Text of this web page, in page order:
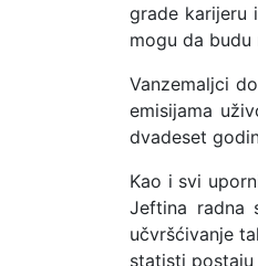
grade karijeru
mogu da budu
Vanzemaljci
emisijama
dvadeset
Kao i svi
Jeftina radna
učvršćivanje
statisti